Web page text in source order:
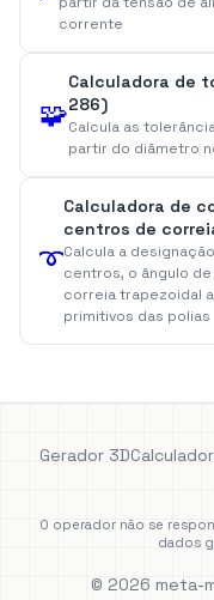
corrente
🧩
Calculadora de
286)
Calcula as
partir do diâmetro
➰
Calculadora de
centros de
Calcula a
centros, o ângulo
correia trapezoidal
primitivos das polias
Gerador 3D
O operador não se
dados
© 2026 meta-